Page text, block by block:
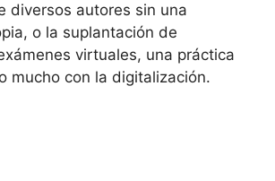
diversos autores sin una
o la suplantación de
virtuales, una práctica
mucho con la digitalización.